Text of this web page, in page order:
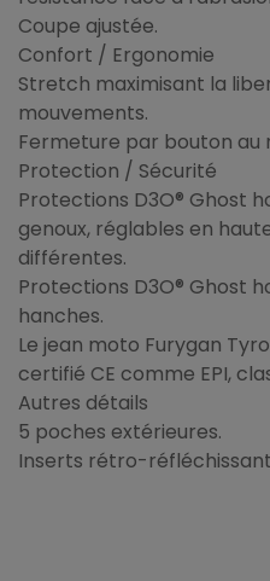
Coupe ajustée.
Confort / Ergonomie
Stretch maximisant la
mouvements.
Fermeture par bouton au
Protection / Sécurité
Protections D3O® Ghost
genoux, réglables en
différentes.
Protections D3O® Ghost
hanches.
Le jean moto Furygan
certifié CE comme EPI,
Autres détails
5 poches extérieures.
Inserts rétro-